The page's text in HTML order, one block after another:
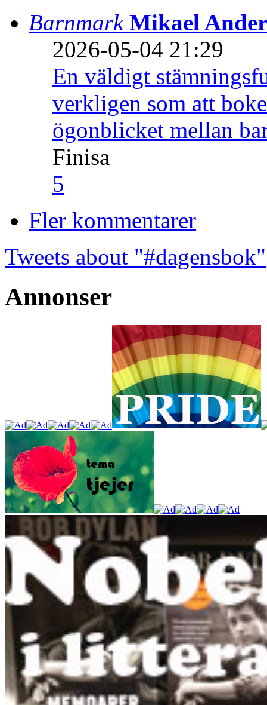
Barnmark Mikael
2026-05-04 21:29
En väldigt
verkligen som att
ögonblicket mellan
Finisa
5
Fler kommentarer
Tweets about "#dagensbok"
Annonser